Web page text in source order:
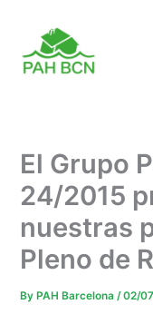
content
El Grupo
24/2015
nuestras
Pleno de
By PAH Barcelona/02/